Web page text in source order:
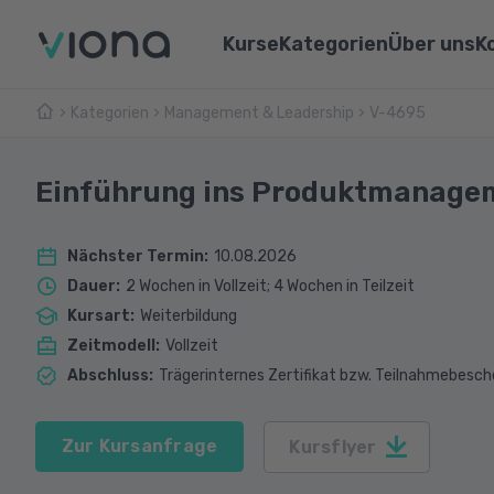
Kurse
Umschulungen
Kategorien
Pflege & Medizin
Über uns
Lernen
Kategorien Management & Leadership V-4695
Einführung ins
Nächster Termin: 10.08.2026
Dauer: 2 Wochen in Vollzeit; 4 Wochen in Teilzeit
Kursart: Weiterbildung
Zeitmodell : Vollzeit
Abschluss: Trägerinternes Zertifikat bzw.
Zur Kursanfrage Kursflyer